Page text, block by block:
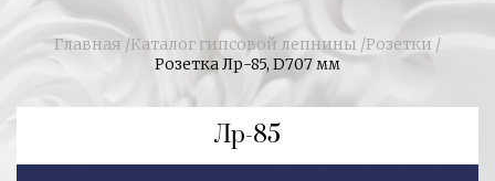
Главная /Каталог гипсовой лепнины /Розетки /
Розетка Лр-85, D707 мм
Лр-85